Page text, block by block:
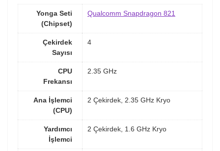
Yonga Seti
(Chipset)
Qualcomm Snapdragon 821
Çekirdek
Sayısı
4
CPU
Frekansı
2.35 GHz
Ana İşlemci
(CPU)
2 Çekirdek, 2.35 GHz Kryo
Yardımcı
İşlemci
2 Çekirdek, 1.6 GHz Kryo